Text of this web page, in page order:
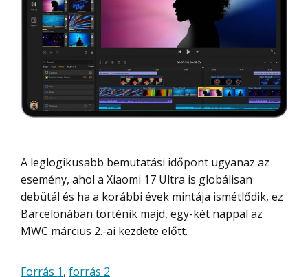
A leglogikusabb bemutatási időpont ugyanaz az
esemény, ahol a Xiaomi 17 Ultra is globálisan
debütál és ha a korábbi évek mintája ismétlődik, ez
Barcelonában történik majd, egy-két nappal az
MWC március 2.-ai kezdete előtt.
Forrás 1, forrás 2